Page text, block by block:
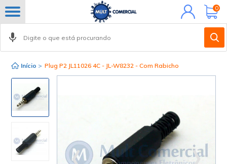
Minha
conta
0
Início > Plug P2 JL11026 4C - JL-W8232 - Com Rabicho